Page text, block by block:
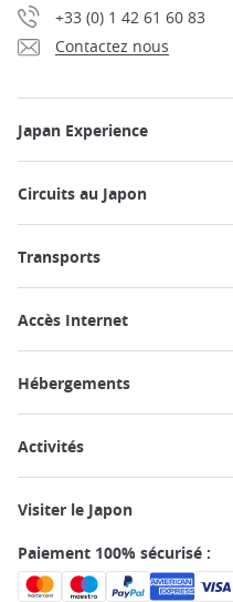
+33 (0) 1 42 61 60 83
Contactez nous
Japan Experience
Circuits au Japon
Transports
Accès Internet
Hébergements
Activités
Visiter le Japon
Paiement 100% sécurisé :